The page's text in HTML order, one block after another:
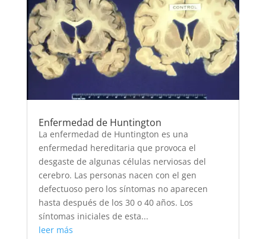
Enfermedad de Huntington
La enfermedad de Huntington es una
enfermedad hereditaria que provoca el
desgaste de algunas células nerviosas del
cerebro. Las personas nacen con el gen
defectuoso pero los síntomas no aparecen
hasta después de los 30 o 40 años. Los
síntomas iniciales de esta...
leer más